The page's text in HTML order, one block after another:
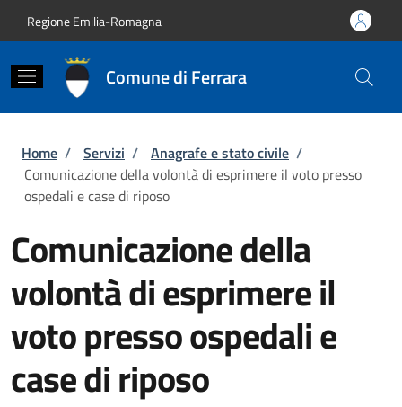
Regione Emilia-Romagna
Comune di Ferrara
Briciole di pane
Home / Servizi / Anagrafe e stato civile /
Comunicazione della volontà di esprimere il voto presso
ospedali e case di riposo
Comunicazione della
volontà di esprimere il
voto presso ospedali e
case di riposo